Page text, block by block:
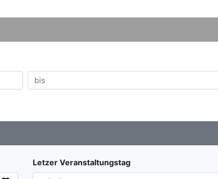
Letzer Veranstaltungstag